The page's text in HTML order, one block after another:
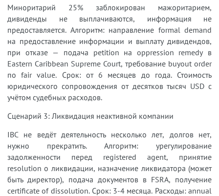
Миноритарий 25% заблокирован мажоритарием,
дивиденды не выплачиваются, информация не
предоставляется. Алгоритм: направление formal demand
на предоставление информации и выплату дивидендов,
при отказе — подача petition на oppression remedy в
Eastern Caribbean Supreme Court, требование buyout order
по fair value. Срок: от 6 месяцев до года. Стоимость
юридического сопровождения от десятков тысяч USD с
учётом судебных расходов.
Сценарий 3: Ликвидация неактивной компании
IBC не ведёт деятельность несколько лет, долгов нет,
нужно прекратить. Алгоритм: урегулирование
задолженности перед registered agent, принятие
resolution о ликвидации, назначение ликвидатора (может
быть директор), подача документов в FSRA, получение
certificate of dissolution. Срок: 3-4 месяца. Расходы: annual